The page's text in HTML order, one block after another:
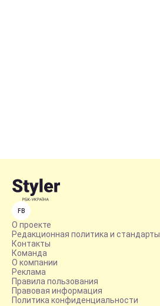
FB
О проекте
Редакционная политика и стандарты
Контакты
Команда
О компании
Реклама
Правила пользования
Правовая информация
Политика конфиденциальности